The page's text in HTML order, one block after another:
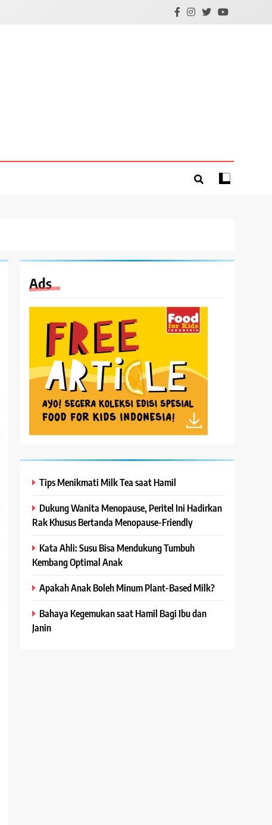
Ads
Tips Menikmati Milk Tea saat Hamil
Dukung Wanita Menopause, Peritel Ini Hadirkan
Rak Khusus Bertanda Menopause-Friendly
Kata Ahli: Susu Bisa Mendukung Tumbuh
Kembang Optimal Anak
Apakah Anak Boleh Minum Plant-Based Milk?
Bahaya Kegemukan saat Hamil Bagi Ibu dan
Janin